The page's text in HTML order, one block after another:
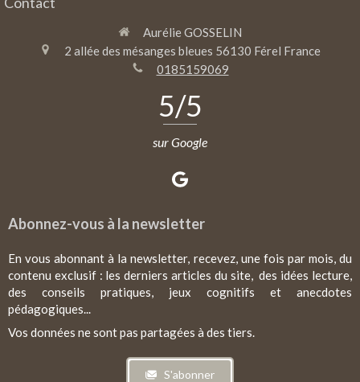
Aurélie GOSSELIN
2 allée des mésanges bleues 56130 Férel France
0185159069
5/5
sur Google
Abonnez-vous à la newsletter
En vous abonnant à la newsletter, recevez, une fois par mois, du
contenu exclusif : les derniers articles du site, des idées lecture,
des conseils pratiques, jeux cognitifs et anecdotes
pédagogiques...
Vos données ne sont pas partagées à des tiers.
S'abonner